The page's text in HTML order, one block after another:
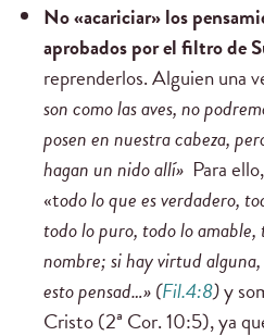
No «acariciar» los
aprobados por el filtro de
reprenderlos. Alguien una
son como las aves, no
posen en nuestra cabeza,
hagan un nido allí» Para
«todo lo que es verdadero,
todo lo puro, todo lo amable,
nombre; si hay virtud
esto pensad…» (Fil.4:8)y
Cristo (2ª Cor. 10:5), ya